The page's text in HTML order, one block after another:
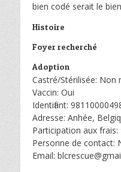
bien codé serait le
Histoire
Foyer recherché
Adoption
Castré/Stérilisée: Non
Vaccin: Oui
Identifiant:
Adresse: Anhée,
Participation aux frais:
Personne de contact:
Email: